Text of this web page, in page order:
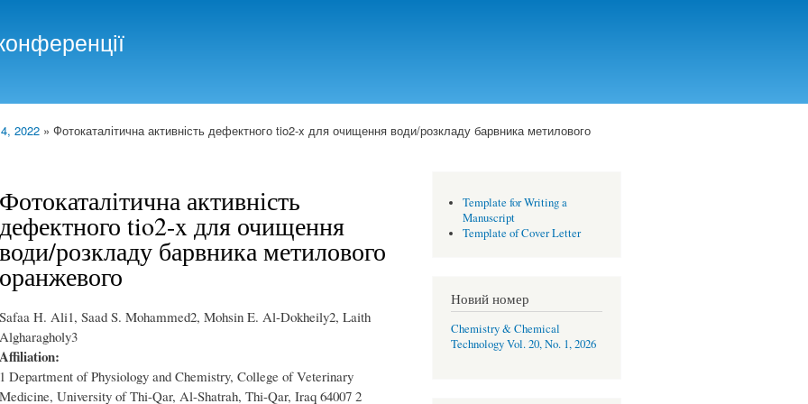
2022 » Фотокаталітична активність дефектного tio2-x для очищення води/розкладу барвника метилового
Фотокаталітична активність
дефектного tio2-x для очищення
води/розкладу барвника метилового
оранжевого
Safaa H. Ali1, Saad S. Mohammed2, Mohsin E. Al-Dokheily2, Laith
Algharagholy3
Affiliation:
1 Department of Physiology and Chemistry, College of Veterinary
Medicine, University of Thi-Qar, Al-Shatrah, Thi-Qar, Iraq 64007 2
Template for Writing a
Manuscript
Template of Cover Letter
Новий номер
Chemistry & Chemical
Technology Vol. 20, No. 1, 2026